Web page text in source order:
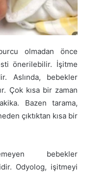
olmadan önce
önerilebilir. İşitme
Aslında, bebekler
Çok kısa bir zaman
Bazen tarama,
çıktıktan kısa bir
bebekler
Odyolog, işitmeyi